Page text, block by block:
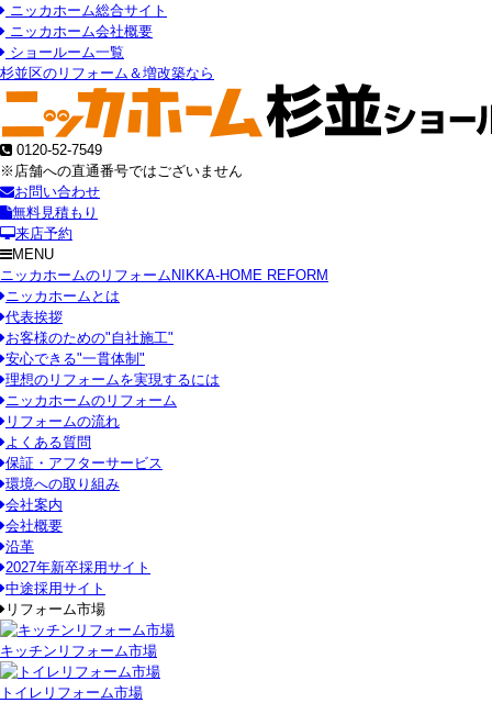
ニッカホーム総合サイト
ニッカホーム会社概要
ショールーム一覧
杉並区のリフォーム＆増改築なら
0120-52-7549
※店舗への直通番号ではございません
お問い合わせ
無料見積もり
来店予約
MENU
ニッカホームのリフォーム NIKKA-HOME REFORM
ニッカホームとは
代表挨拶
お客様のための"自社施工"
安心できる"一貫体制"
理想のリフォームを実現するには
ニッカホームのリフォーム
リフォームの流れ
よくある質問
保証・アフターサービス
環境への取り組み
会社案内
会社概要
沿革
2027年新卒採用サイト
中途採用サイト
リフォーム市場
キッチンリフォーム市場
トイレリフォーム市場